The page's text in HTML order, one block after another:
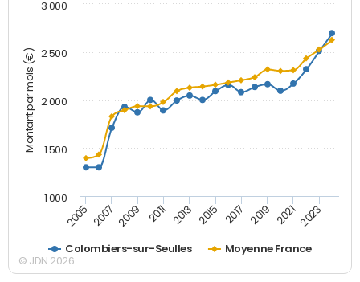
Montant par mois (€)
Colombiers-sur-Seulles Moyenne France
2005 2007 2009 2011 2013 2015 2017 2019 2021 2023
1 000
1 500
2 000
2 500
3 000
© JDN 2026